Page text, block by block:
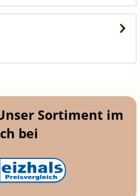
Sortiment im
bei